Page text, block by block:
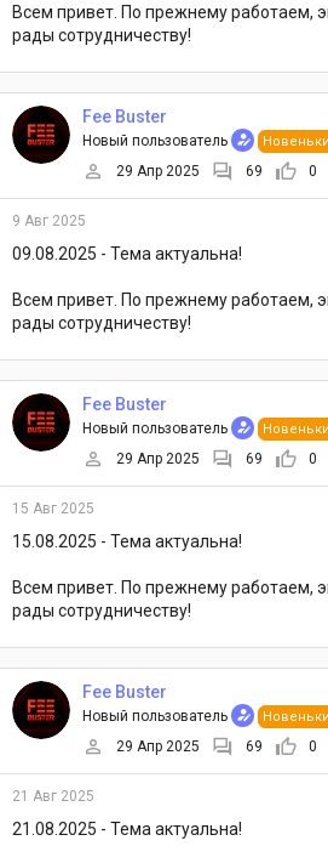
Всем привет. По прежнему работаем,
рады сотрудничеству!
Fee Buster
Новый пользователь
29 Апр 2025 69 0
9 Авг 2025
09.08.2025 - Тема актуальна!
Всем привет. По прежнему работаем,
рады сотрудничеству!
Fee Buster
Новый пользователь
29 Апр 2025 69 0
15 Авг 2025
15.08.2025 - Тема актуальна!
Всем привет. По прежнему работаем,
рады сотрудничеству!
Fee Buster
Новый пользователь
29 Апр 2025 69 0
21 Авг 2025
21.08.2025 - Тема актуальна!